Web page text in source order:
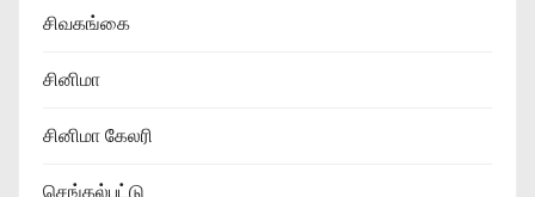
சிவகங்கை
சினிமா
சினிமா கேலரி